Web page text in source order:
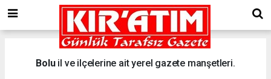
Boluil ve ilçelerine ait yerel gazete manşetleri.